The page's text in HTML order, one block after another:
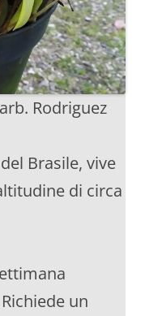
Rodriguez
Brasile, vive
di circa
un